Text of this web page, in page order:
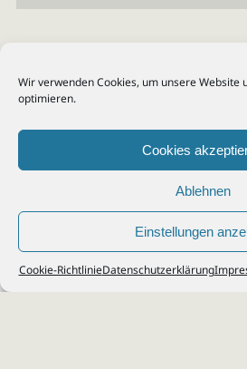
Wir verwenden Cookies, um unsere Website
optimieren.
Cookies
Ablehnen
Einstellungen
Cookie-RichtlinieDatenschutzerklärung
© 2026Steuerberater Kempf, Köln -